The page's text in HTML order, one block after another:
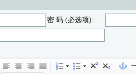
密 码 (必选项):